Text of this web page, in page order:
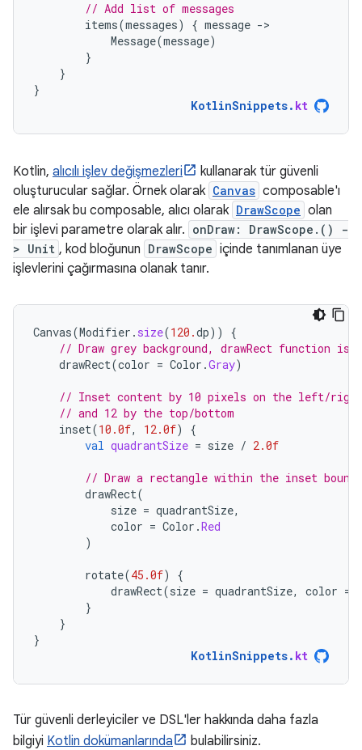
// Add list of messages
items(messages) { message -
Message(message)
}
}
}
KotlinSnippets. kt
Kotlin, alıcılı işlev değişmezleri
kullanarak tür güvenli
oluşturucular sağlar. Örnek olarak Canvas composable'ı
ele alırsak bu composable, alıcı olarak DrawScope olan
bir işlevi parametre olarak alır. onDraw: DrawScope.() -
> Unit , kod bloğunun DrawScope içinde tanımlanan üye
işlevlerini çağırmasına olanak tanır.
Canvas(Modifier . size(120.dp))
{
// Draw grey background, drawRect function is
drawRect(color = Color .Gray)
// Inset content by 10 pixels on the left/
// and 12 by the top/bottom
inset(10.0f, 12.0f)
{
val quadrantSize = size / 2.0f
// Draw a rectangle within the inset bounds
drawRect(
size = quadrantSize,
color = Color .Red
)
rotate(45.0f)
{
drawRect(size = quadrantSize, color =
}
}
}
KotlinSnippets. kt
Tür güvenli derleyiciler ve DSL'ler hakkında daha fazla
bilgiyi Kotlin dokümanlarında bulabilirsiniz.